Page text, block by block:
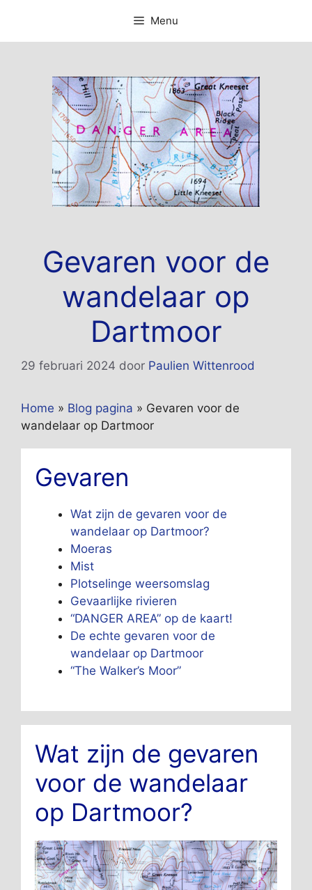
de
Menu
Gevaren voor de
wandelaar op
Dartmoor
29 februari 2024 door Paulien Wittenrood
Home » Blog pagina » Gevaren voor de
wandelaar op Dartmoor
Gevaren
Wat zijn de gevaren voor de
wandelaar op Dartmoor?
Moeras
Mist
Plotselinge weersomslag
Gevaarlijke rivieren
“DANGER AREA” op de kaart!
De echte gevaren voor de
wandelaar op Dartmoor
“The Walker’s Moor”
Wat zijn de gevaren
voor de wandelaar
op Dartmoor?